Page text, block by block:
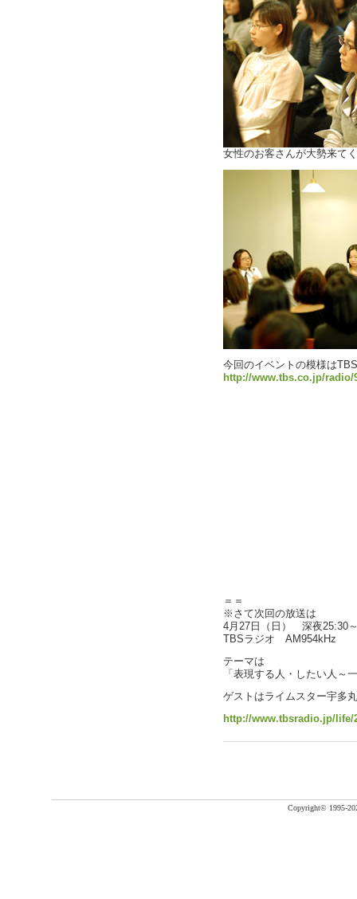
女性のお客さんが大勢来て
今回のイベントの模様は
http://www.tbs.co.jp/radio/
＝＝
※さて次回の放送は
4月27日（日） 深夜25:30
TBSラジオ AM954kHz
テーマは
「表現する人・したい人～
ゲストはライムスター宇多
http://www.tbsradio.jp/life/
Copyright© 1995-